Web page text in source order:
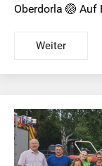
Oberdorla 🏐 Auf
Weiter